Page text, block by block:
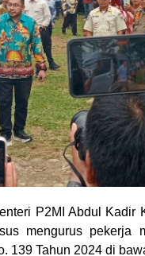
P2MI Abdul
mengurus pekerja
139 Tahun 2024 di